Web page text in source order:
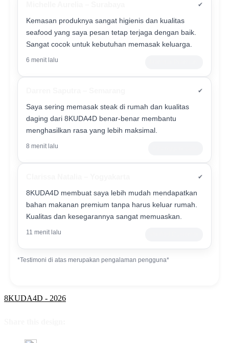
✔
Kemasan produknya sangat higienis dan kualitas
seafood yang saya pesan tetap terjaga dengan baik.
Sangat cocok untuk kebutuhan memasak keluarga.
6 menit lalu
✔
Saya sering memasak steak di rumah dan kualitas
daging dari 8KUDA4D benar-benar membantu
menghasilkan rasa yang lebih maksimal.
8 menit lalu
✔
8KUDA4D membuat saya lebih mudah mendapatkan
bahan makanan premium tanpa harus keluar rumah.
Kualitas dan kesegarannya sangat memuaskan.
11 menit lalu
*Testimoni di atas merupakan pengalaman pengguna*
8KUDA4D - 2026